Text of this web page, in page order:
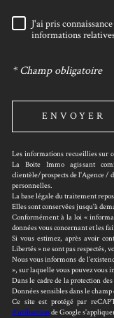
J'ai pris
informations
* Champ obligatoire
ENVOYER
Les informations recueillies sur
La Boite Immo agissant
clientèle/prospects de l'Agence /
personnelles.
La base légale du traitement
Elles sont conservées jusqu'à
Conformément à la loi «
données vous concernant et les
Si vous estimez, après avoir
Libertés » ne sont pas respectés,
Nous vous informons de
», sur laquelle vous pouvez
Dans le cadre de la protection
Données sensibles dans le
Ce site est protégé par
d'utilisationde Google